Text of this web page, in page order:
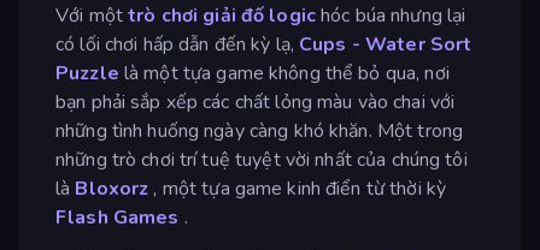
Với mộttrò chơi giải đố logichóc búa nhưng lại
có lối chơi hấp dẫn đến kỳ lạ, Cups - Water Sort
Puzzle là một tựa game không thể bỏ qua, nơi
bạn phải sắp xếp các chất lỏng màu vào chai với
những tình huống ngày càng khó khăn. Một trong
những trò chơi trí tuệ tuyệt vời nhất của chúng tôi
là Bloxorz , một tựa game kinh điển từ thời kỳ
Flash Games .